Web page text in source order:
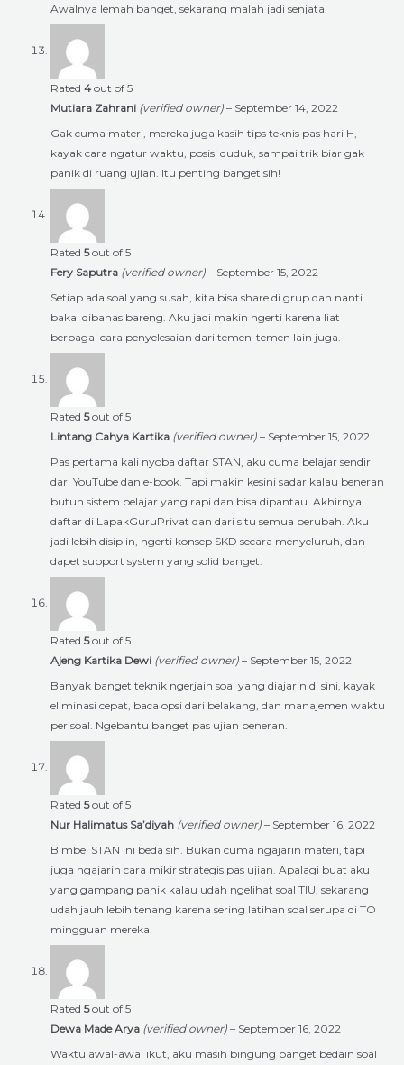
Awalnya lemah banget, sekarang malah jadi senjata.
Rated 4 out of 5
Mutiara Zahrani (verified owner) – September 14, 2022
Gak cuma materi, mereka juga kasih tips teknis pas hari H,
kayak cara ngatur waktu, posisi duduk, sampai trik biar gak
panik di ruang ujian. Itu penting banget sih!
Rated 5out of 5
Fery Saputra (verified owner) – September 15, 2022
Setiap ada soal yang susah, kita bisa share di grup dan nanti
bakal dibahas bareng. Aku jadi makin ngerti karena liat
berbagai cara penyelesaian dari temen-temen lain juga.
Rated 5out of 5
Lintang Cahya Kartika (verified owner) – September 15, 2022
Pas pertama kali nyoba daftar STAN, aku cuma belajar sendiri
dari YouTube dan e-book. Tapi makin kesini sadar kalau beneran
butuh sistem belajar yang rapi dan bisa dipantau. Akhirnya
daftar di LapakGuruPrivat dan dari situ semua berubah. Aku
jadi lebih disiplin, ngerti konsep SKD secara menyeluruh, dan
dapet support system yang solid banget.
Rated 5out of 5
Ajeng Kartika Dewi (verified owner) – September 15, 2022
Banyak banget teknik ngerjain soal yang diajarin di sini, kayak
eliminasi cepat, baca opsi dari belakang, dan manajemen waktu
per soal. Ngebantu banget pas ujian beneran.
Rated 5out of 5
Nur Halimatus Sa’diyah (verified owner) – September 16, 2022
Bimbel STAN ini beda sih. Bukan cuma ngajarin materi, tapi
juga ngajarin cara mikir strategis pas ujian. Apalagi buat aku
yang gampang panik kalau udah ngelihat soal TIU, sekarang
udah jauh lebih tenang karena sering latihan soal serupa di TO
mingguan mereka.
Rated 5out of 5
Dewa Made Arya (verified owner) – September 16, 2022
Waktu awal-awal ikut, aku masih bingung banget bedain soal